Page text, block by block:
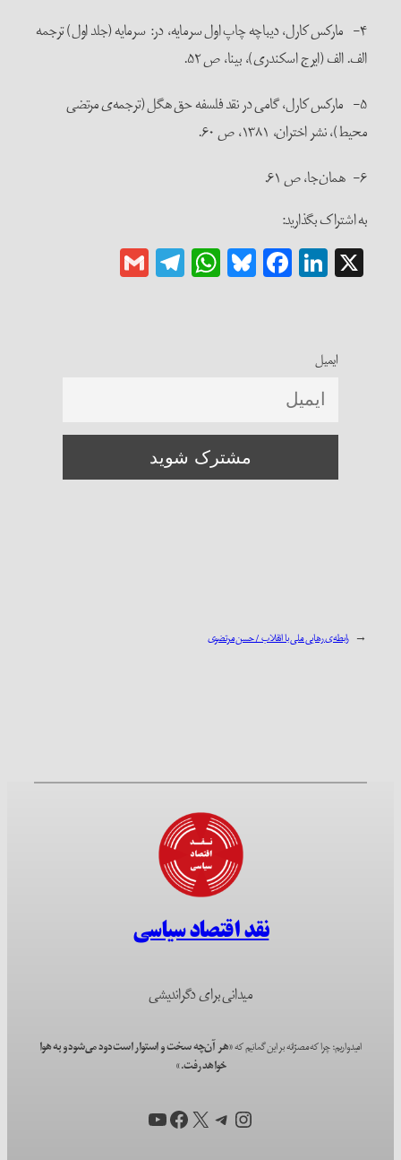
۴- مارکس کارل، دیباچه چاپ اول سرمایه، در: سرمایه (جلد اول) ترجمه
الف. الف (ایرج اسکندری)، بی­نا، ص ۵۲.
۵- مارکس کارل، گامی در نقد فلسفه حق هگل (ترجمه‌ی مرتضی
محیط)، نشر اختران، ۱۳۸۱، ص ۶۰.
۶- همان‌جا، ص ۶۱.
به اشتراک بگذارید:
X
LinkedIn
Facebook
Bluesky
WhatsApp
Telegram
ایمیل
← رابطه‌ی رهایی ملی با انقلاب / حسن مرتضوی
نقد اقتصاد سیاسی
میدانی برای دگراندیشی
امیدواریم؛ چرا که مصرّانه بر این گمانیم که«هر آن‌چه سخت و استوار است دود می‌شود و به هوا
خواهد رفت.»
اینستاگرم
تلگرام
X فیس‌بوک
یوتیوب